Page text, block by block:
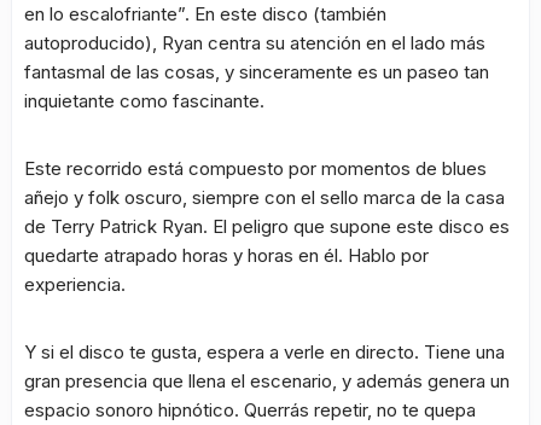
en lo escalofriante”. En este disco (también
autoproducido), Ryan centra su atención en el lado más
fantasmal de las cosas, y sinceramente es un paseo tan
inquietante como fascinante.
Este recorrido está compuesto por momentos de blues
añejo y folk oscuro, siempre con el sello marca de la casa
de Terry Patrick Ryan. El peligro que supone este disco es
quedarte atrapado horas y horas en él. Hablo por
experiencia.
Y si el disco te gusta, espera a verle en directo. Tiene una
gran presencia que llena el escenario, y además genera un
espacio sonoro hipnótico. Querrás repetir, no te quepa